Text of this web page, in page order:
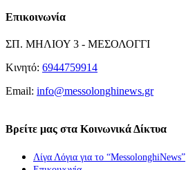
Επικοινωνία
ΣΠ. ΜΗΛΙΟΥ 3 - ΜΕΣΟΛΟΓΓΙ
Κινητό: 6944759914
Email: info@messolonghinews.gr
Βρείτε μας στα Κοινωνικά Δίκτυα
Λίγα Λόγια για το “MessolonghiNews”